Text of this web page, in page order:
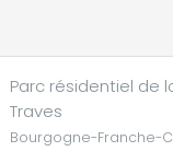
Parc résidentiel de
Traves
Bourgogne-Franche-